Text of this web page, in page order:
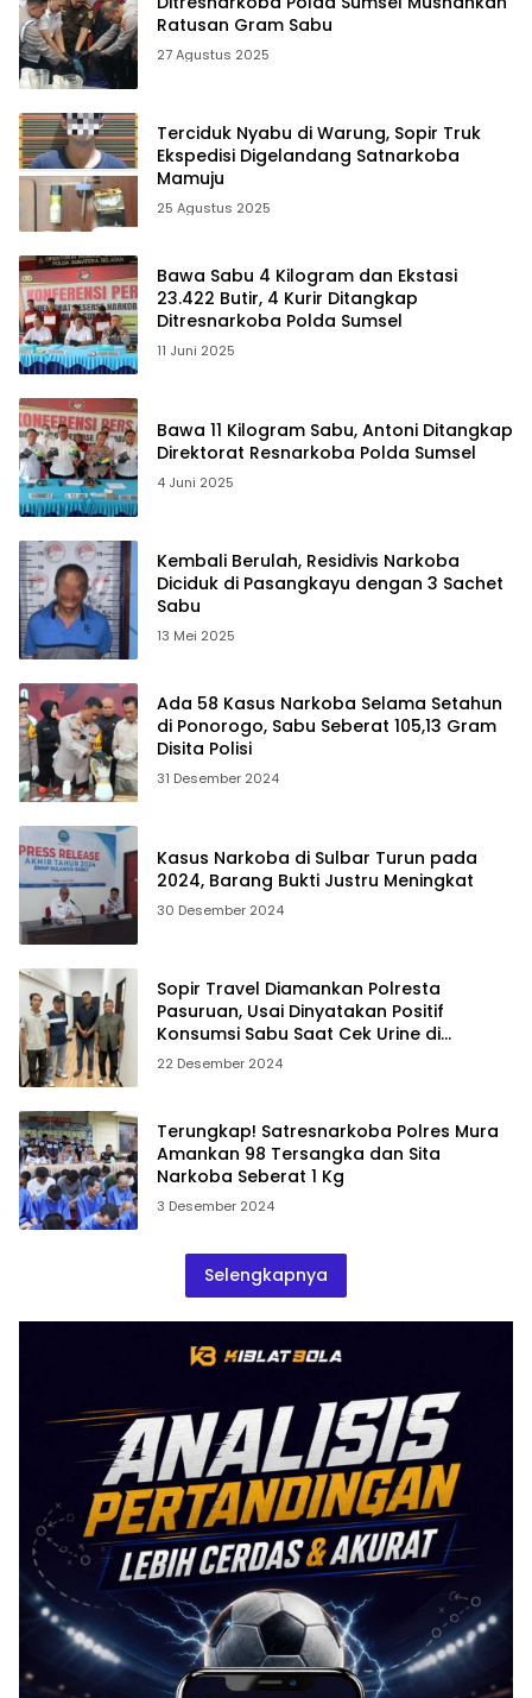
Ratusan Gram Sabu
27 Agustus 2025
Terciduk Nyabu di Warung, Sopir Truk
Ekspedisi Digelandang Satnarkoba
Mamuju
25 Agustus 2025
Bawa Sabu 4 Kilogram dan Ekstasi
23.422 Butir, 4 Kurir Ditangkap
Ditresnarkoba Polda Sumsel
11 Juni 2025
Bawa 11 Kilogram Sabu, Antoni Ditangkap
Direktorat Resnarkoba Polda Sumsel
4 Juni 2025
Kembali Berulah, Residivis Narkoba
Diciduk di Pasangkayu dengan 3 Sachet
Sabu
13 Mei 2025
Ada 58 Kasus Narkoba Selama Setahun
di Ponorogo, Sabu Seberat 105,13 Gram
Disita Polisi
31 Desember 2024
Kasus Narkoba di Sulbar Turun pada
2024, Barang Bukti Justru Meningkat
30 Desember 2024
Sopir Travel Diamankan Polresta
Pasuruan, Usai Dinyatakan Positif
Konsumsi Sabu Saat Cek Urine di
Terminal
22 Desember 2024
Terungkap! Satresnarkoba Polres Mura
Amankan 98 Tersangka dan Sita
Narkoba Seberat 1 Kg
3 Desember 2024
Selengkapnya